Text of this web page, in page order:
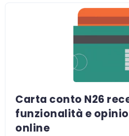
Carta conto N26
funzionalità e
online